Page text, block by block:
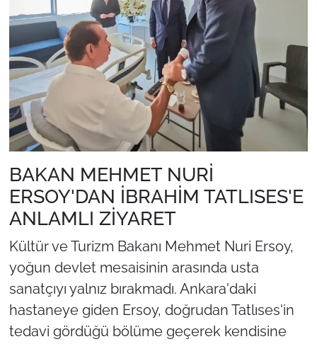
BAKAN MEHMET NURİ
ERSOY'DAN İBRAHİM TATLISES'E
ANLAMLI ZİYARET
Kültür ve Turizm Bakanı Mehmet Nuri Ersoy,
yoğun devlet mesaisinin arasında usta
sanatçıyı yalnız bırakmadı. Ankara'daki
hastaneye giden Ersoy, doğrudan Tatlıses'in
tedavi gördüğü bölüme geçerek kendisine